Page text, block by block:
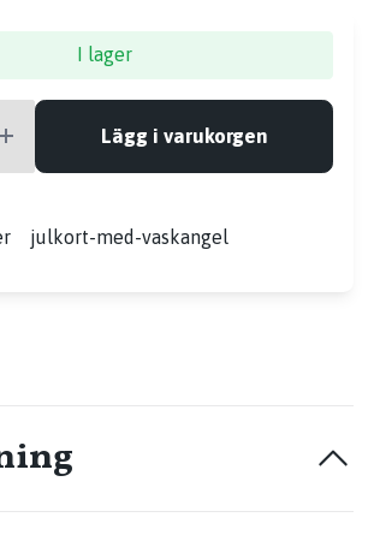
I lager
Lägg i varukorgen
julkort-med-vaskangel